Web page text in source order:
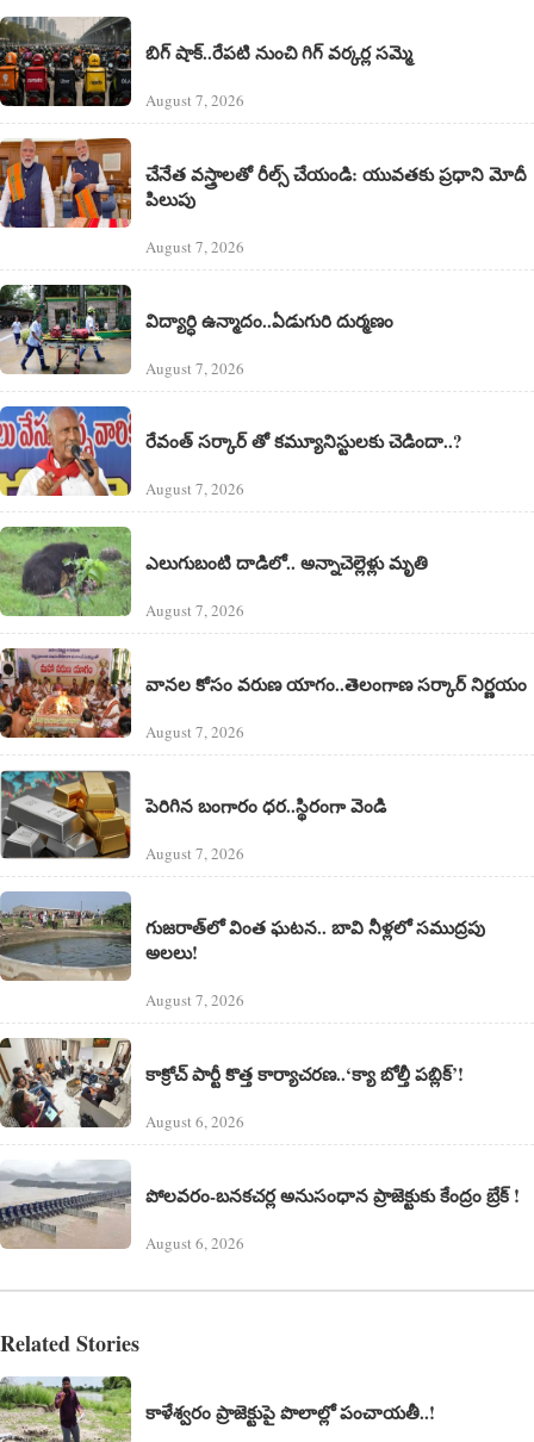
బిగ్ షాక్..రేపటి నుంచి గిగ్ వర్కర్ల సమ్మె
August 7, 2026
చేనేత వస్త్రాలతో రీల్స్ చేయండి: యువతకు ప్రధాని మోదీ
పిలుపు
August 7, 2026
విద్యార్ధి ఉన్మాదం..ఏడుగురి దుర్మణం
August 7, 2026
రేవంత్ సర్కార్ తో కమ్యూనిస్టులకు చెడిందా..?
August 7, 2026
ఎలుగుబంటి దాడిలో.. అన్నాచెల్లెళ్లు మృతి
August 7, 2026
వానల కోసం వరుణ యాగం..తెలంగాణ సర్కార్ నిర్ణయం
August 7, 2026
పెరిగిన బంగారం ధర..స్థిరంగా వెండి
August 7, 2026
గుజరాత్‌లో వింత ఘటన.. బావి నీళ్లలో సముద్రపు
అలలు!
August 7, 2026
కాక్రోచ్ పార్టీ కొత్త కార్యాచరణ..‘క్యా బోల్తీ పబ్లిక్’!
August 6, 2026
పోలవరం-బనకచర్ల అనుసంధాన ప్రాజెక్టుకు కేంద్రం బ్రేక్ !
August 6, 2026
Related Stories
కాళేశ్వరం ప్రాజెక్టుపై పొలాల్లో పంచాయతీ..!